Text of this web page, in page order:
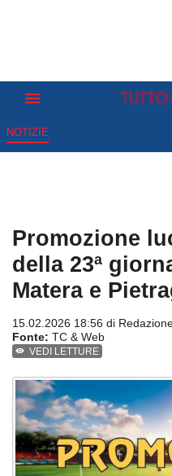
NOTIZIE
Promozione
della 23ª
Matera e
15.02.2026 18:56 di
Fonte: TC & Web
VEDI LETTURE